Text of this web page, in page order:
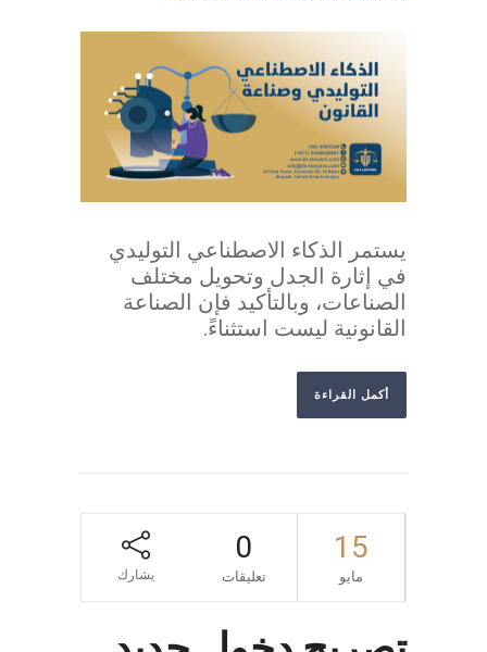
يستمر الذكاء الاصطناعي التوليدي
في إثارة الجدل وتحويل مختلف
الصناعات، وبالتأكيد فإن الصناعة
القانونية ليست استثناءً.
أكمل القراءة
15
مايو
0
تعليقات يشارك